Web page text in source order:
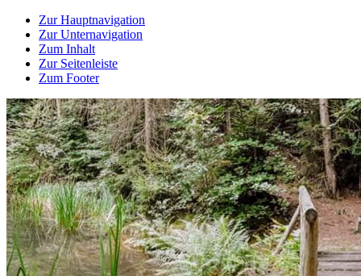
Zur Hauptnavigation
Zur Unternavigation
Zum Inhalt
Zur Seitenleiste
Zum Footer